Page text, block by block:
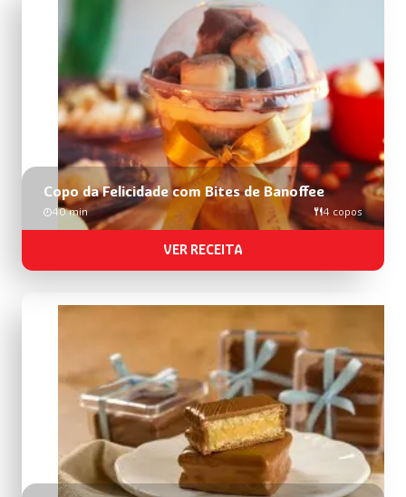
Copo da Felicidade com Bites de Banoffee​
40 min 4 copos
VER RECEITA